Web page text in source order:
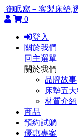
御眠窩－客製床墊,
0
登入
關於我們
回主選單
關於我們
品牌故事
床墊五
材質介紹
商品
預約試躺
優惠專案